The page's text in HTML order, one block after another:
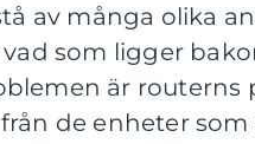
av många olika
som ligger
är routerns
de enheter som